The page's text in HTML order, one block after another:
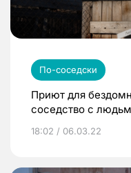
По-соседски
Приют для
соседство с
18:02 / 06.03.22